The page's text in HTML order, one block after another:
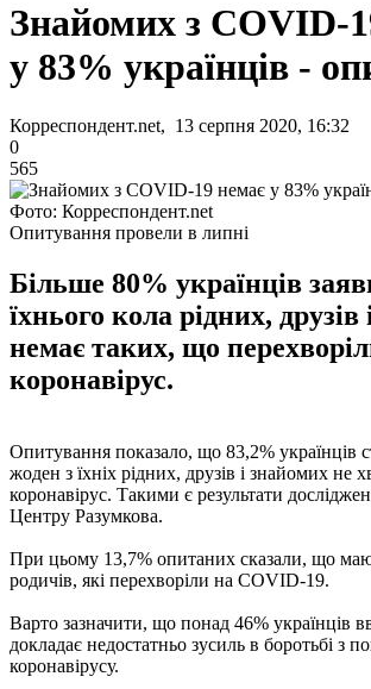
Знайомих з COVID-
у 83% українців -
Корреспондент.net, 13 серпня 2020, 16:32
0
565
Фото: Корреспондент.net
Опитування провели в липні
Більше 80% українців
їхнього кола рідних,
немає таких, що
коронавірус.
Опитування показало, що 83,2% українців
жоден з їхніх рідних, друзів і знайомих не
коронавірус. Такими є результати
Центру Разумкова.
При цьому 13,7% опитаних сказали, що
родичів, які перехворіли на COVID-19.
Варто зазначити, що понад 46% українців
докладає недостатньо зусиль в боротьбі з
коронавірусу.